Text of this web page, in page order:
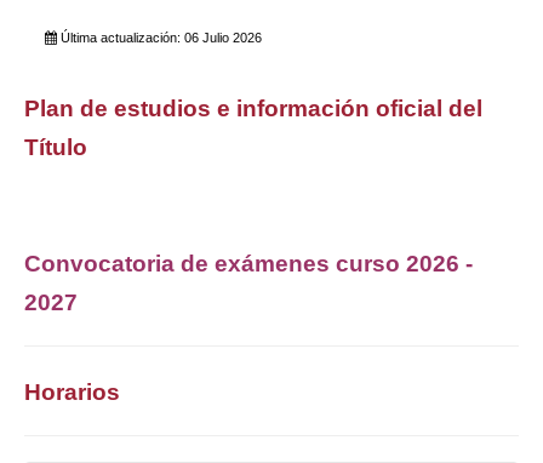
Última actualización: 06 Julio 2026
Plan de estudios e información oficial del
Título
Convocatoria de exámenes curso 2026 -
2027
Horarios